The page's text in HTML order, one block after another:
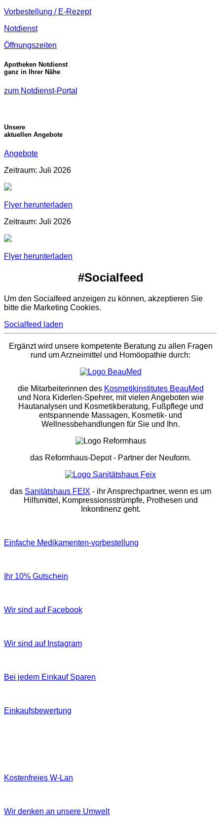
Vorbestellung / E-Rezept
Notdienst
Öffnungszeiten
Apotheken Notdienst
ganz in Ihrer Nähe
zum Notdienst-Portal
Unsere
aktuellen Angebote
Angebote
Zeitraum: Juli 2026
Flyer herunterladen
Zeitraum: Juli 2026
Flyer herunterladen
#Socialfeed
Um den Socialfeed anzeigen zu können, akzeptieren Sie
bitte die Marketing Cookies.
Socialfeed laden
Ergänzt wird unsere kompetente Beratung zu allen Fragen
rund um Arzneimittel und Homöopathie durch:
die Mitarbeiterinnen des Kosmetikinstitutes BeauMed
und Nora Kiderlen-Spehrer, mit vielen Angeboten wie
Hautanalysen und Kosmetikberatung, Fußpflege und
entspannende Massagen, Kosmetik- und
Wellnessbehandlungen für Sie und Ihn.
das Reformhaus-Depot- Partner der Neuform.
das Sanitätshaus FEIX - ihr Ansprechpartner, wenn es um
Hilfsmittel, Kompressionsstrümpfe, Prothesen und
Inkontinenz geht.
Einfache Medikamenten-vorbestellung
Ihr 10% Gutschein
Wir sind auf Facebook
Wir sind auf Instagram
Bei jedem Einkauf Sparen
Einkaufsbewertung
Kostenfreies W‐Lan
Wir denken an unsere Umwelt